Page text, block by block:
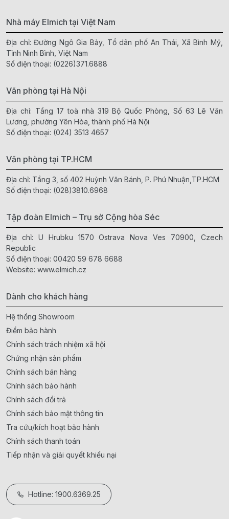
Nhà máy Elmich tại Việt Nam
Địa chỉ: Đường Ngô Gia Bảy, Tổ dân phố An Thái, Xã Bình Mỹ,
Tỉnh Ninh Bình, Việt Nam
Số điện thoại: (0226)371.6888
Văn phòng tại Hà Nội
Địa chỉ: Tầng 17 toà nhà 319 Bộ Quốc Phòng, Số 63 Lê Văn
Lương, phường Yên Hòa, thành phố Hà Nội
Số điện thoại: (024) 3513 4657
Văn phòng tại TP.HCM
Địa chỉ: Tầng 3, số 402 Huỳnh Văn Bánh, P. Phú Nhuận,TP.HCM
Số điện thoại: (028)3810.6968
Tập đoàn Elmich – Trụ sở Cộng hòa Séc
Địa chỉ: U Hrubku 1570 Ostrava Nova Ves 70900, Czech
Republic
Số điện thoại: 00420 59 678 6688
Website: www.elmich.cz
Dành cho khách hàng
Hệ thống Showroom
Điểm bảo hành
Chính sách trách nhiệm xã hội
Chứng nhận sản phẩm
Chính sách bán hàng
Chính sách bảo hành
Chính sách đổi trả
Chính sách bảo mật thông tin
Tra cứu/kích hoạt bảo hành
Chính sách thanh toán
Tiếp nhận và giải quyết khiếu nại
Hotline: 1900.6369.25